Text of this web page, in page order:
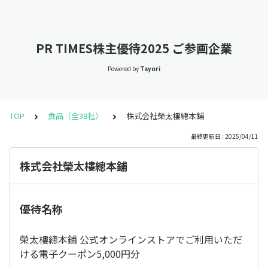
PR TIMES株主優待2025 ご参画企業
Powered by Tayori
TOP 食品（全38社） 株式会社榮太樓總本鋪
最終更新日 : 2025/04/11
株式会社榮太樓總本鋪
優待名称
榮太樓總本鋪 公式オンラインストアでご利用いただ
ける電子クーポン5,000円分